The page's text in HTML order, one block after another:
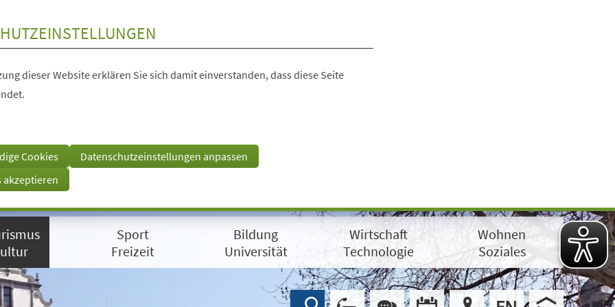
dieser Website erklären Sie sich damit einverstanden, dass diese Seite
Cookies
Datenschutzeinstellungen anpassen
akzeptieren
Sport
Freizeit
Bildung
Universität
Wirtschaft
Technologie
Wohnen
Soziales